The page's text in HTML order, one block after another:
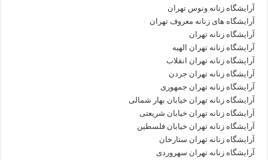
آرایشگاه زنانه ونوس تهران
آرایشگاه های زنانه معروف تهران
آرایشگاه زنانه تهران
آرایشگاه زنانه تهران الهیه
آرایشگاه زنانه تهران انقلاب
آرایشگاه زنانه تهران جردن
آرایشگاه زنانه تهران جمهوری
آرایشگاه زنانه تهران خیابان بهار شمالی
آرایشگاه زنانه تهران خیابان شریعتی
آرایشگاه زنانه تهران خیابان فلسطین
آرایشگاه زنانه تهران ستارخان
آرایشگاه زنانه تهران سهروردی